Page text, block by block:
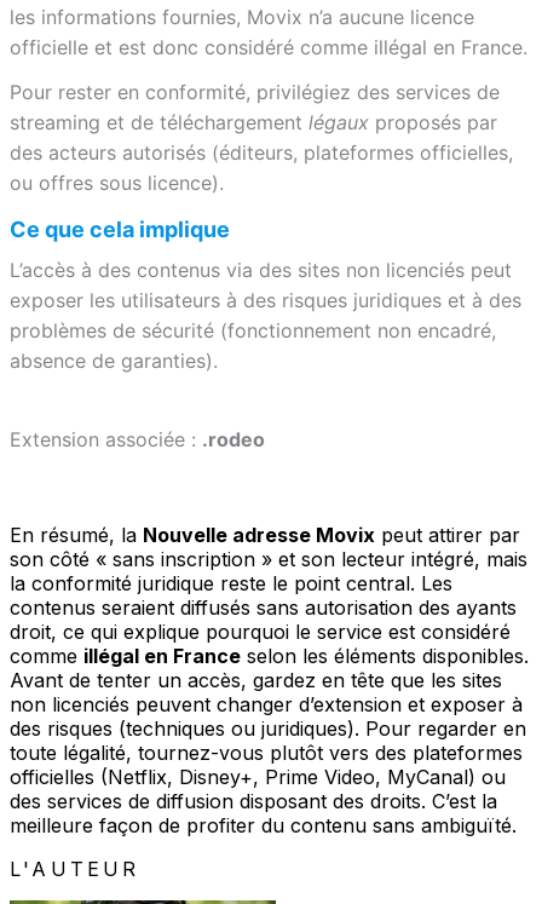
les informations fournies, Movix n’a aucune licence
officielle et est donc considéré comme illégal en France.
Pour rester en conformité, privilégiez des services de
streaming et de téléchargement légaux proposés par
des acteurs autorisés (éditeurs, plateformes officielles,
ou offres sous licence).
Ce que cela implique
L’accès à des contenus via des sites non licenciés peut
exposer les utilisateurs à des risques juridiques et à des
problèmes de sécurité (fonctionnement non encadré,
absence de garanties).
Extension associée : .rodeo
En résumé, la Nouvelle adresse Movix peut attirer par
son côté « sans inscription » et son lecteur intégré, mais
la conformité juridique reste le point central. Les
contenus seraient diffusés sans autorisation des ayants
droit, ce qui explique pourquoi le service est considéré
comme illégal en France selon les éléments disponibles.
Avant de tenter un accès, gardez en tête que les sites
non licenciés peuvent changer d’extension et exposer à
des risques (techniques ou juridiques). Pour regarder en
toute légalité, tournez-vous plutôt vers des plateformes
officielles (Netflix, Disney+, Prime Video, MyCanal) ou
des services de diffusion disposant des droits. C’est la
meilleure façon de profiter du contenu sans ambiguïté.
L'AUTEUR